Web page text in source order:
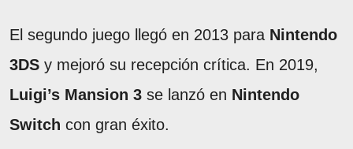
El segundo juego llegó en 2013 para Nintendo
3DS y mejoró su recepción crítica. En 2019,
Luigi’s Mansion 3 se lanzó en Nintendo
Switch con gran éxito.